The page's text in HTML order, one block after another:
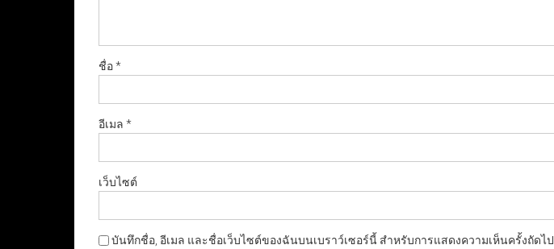
ชื่อ*
อีเมล *
เว็บไซต์
บันทึกชื่อ, อีเมล และชื่อเว็บไซต์ของฉันบนเบราว์เซอร์นี้ สำหรับการแสดงความเห็นครั้งถัดไป